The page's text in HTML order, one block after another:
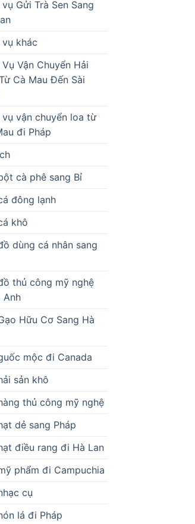
Gửi Trà Sen Sang
vụ khác
Vận Chuyển Hải
Cà Mau Đến Sài
vụ vận chuyển loa từ
đi Pháp
cà phê sang Bỉ
đông lạnh
khô
dùng cá nhân sang
thủ công mỹ nghệ
Anh
Hữu Cơ Sang Hà
mộc đi Canada
sản khô
thủ công mỹ nghệ
dẻ sang Pháp
điều rang đi Hà Lan
phẩm đi Campuchia
cụ
lá đi Pháp